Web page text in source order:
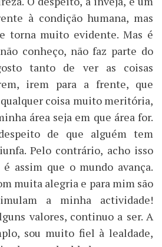
à condição humana, mas
torna muito evidente. Mas é
conheço, não faz parte do
tanto de ver as coisas
irem para a frente, que
coisa muito meritória,
área seja em que área for.
de que alguém tem
Pelo contrário, acho isso
assim que o mundo avança.
muita alegria e para mim são
a minha actividade!
valores, continuo a ser. A
sou muito fiel à lealdade,